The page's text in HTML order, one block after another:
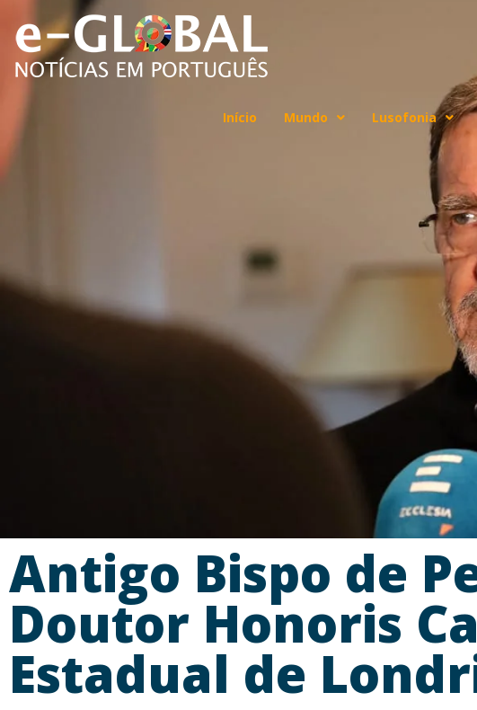
Início Mundo Lusofonia
Antigo Bispo de
Doutor Honoris
Estadual de